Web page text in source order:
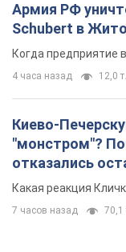
Армия РФ
Schubert в
Когда предприятие
4 часа назад 12,0 т.
Киево-
"монстром"?
отказались
небоскреба
Какая реакция
7 часов назад 70,1